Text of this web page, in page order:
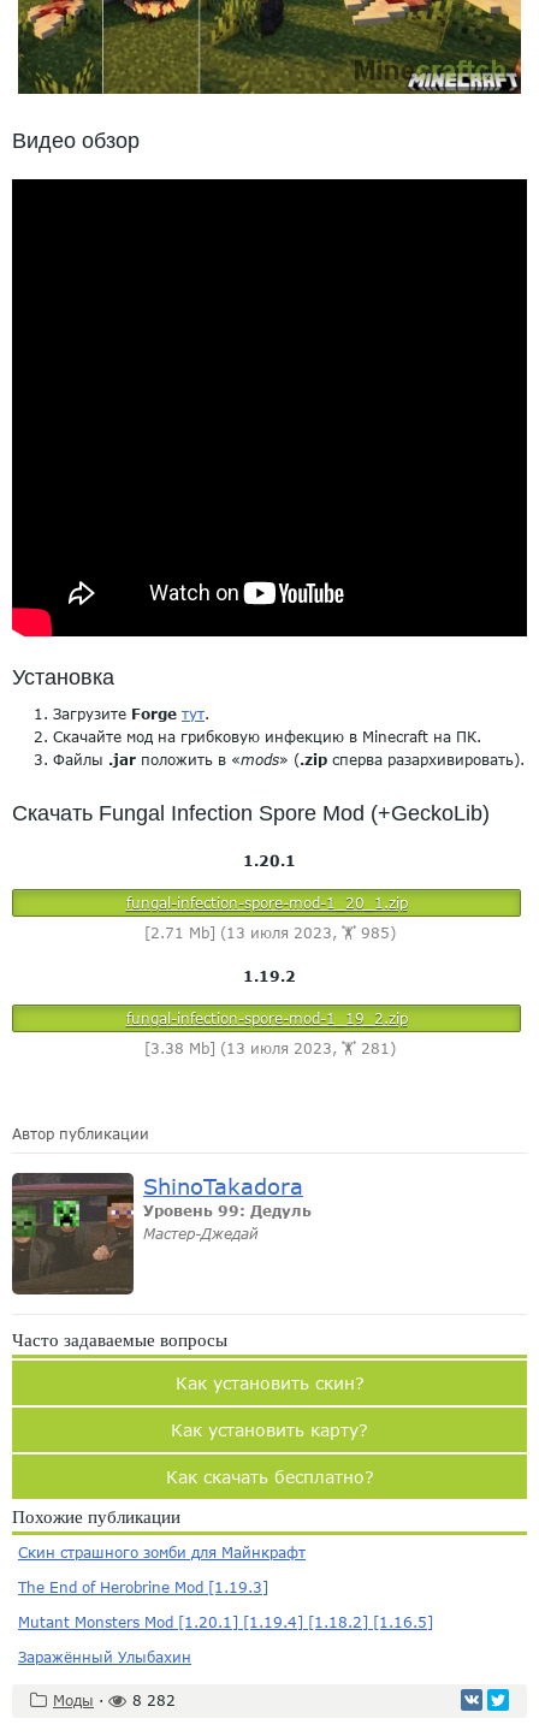
Видео обзор
Установка
Загрузите Forge тут.
Скачайте мод на грибковую инфекцию в Minecraft на ПК.
Файлы .jar положить в «mods» (.zip сперва разархивировать).
Скачать Fungal Infection Spore Mod (+GeckoLib)
1.20.1
fungal-infection-spore-mod-1_20_1.zip
[2.71 Mb] (13 июля 2023, 🏋️ 985)
1.19.2
fungal-infection-spore-mod-1_19_2.zip
[3.38 Mb] (13 июля 2023, 🏋️ 281)
Автор публикации
ShinoTakadora
Уровень 99: Дедуль
Мастер-Джедай
Часто задаваемые вопросы
Как установить скин?
Как установить карту?
Как скачать бесплатно?
Похожие публикации
Скин страшного зомби для Майнкрафт
The End of Herobrine Mod [1.19.3]
Mutant Monsters Mod [1.20.1] [1.19.4] [1.18.2] [1.16.5]
Заражённый Улыбахин
Моды · 8 282